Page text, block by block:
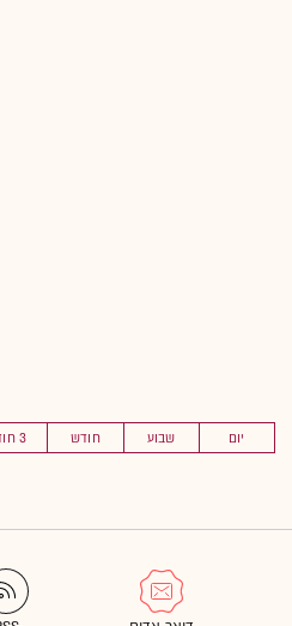
יום שבוע חודש 3 חוד'